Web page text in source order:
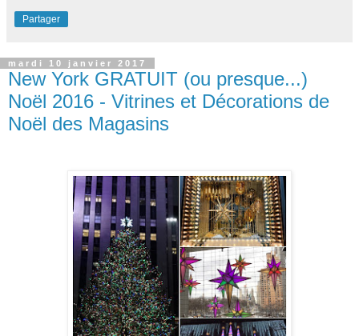
Partager
mardi 10 janvier 2017
New York GRATUIT (ou presque...)
Noël 2016 - Vitrines et Décorations de
Noël des Magasins